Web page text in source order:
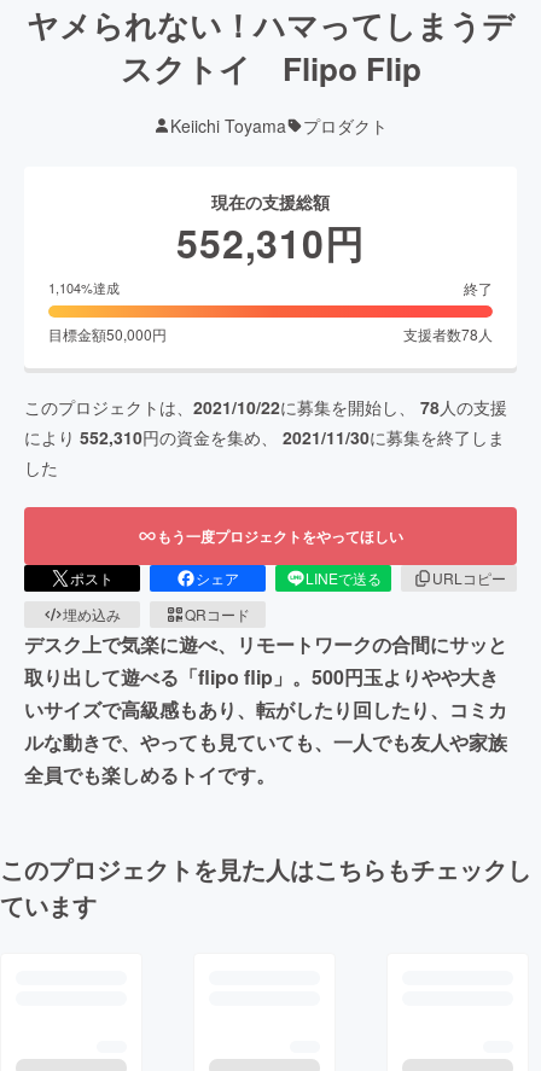
ヤメられない！ハマってしまうデ
スクトイ Flipo Flip
Keiichi Toyama プロダクト
現在の支援総額
552,310円
1,104%達成 終了
目標金額50,000円 支援者数78 人
このプロジェクトは、 2021/10/22に募集を開始し、 78人の支援
により 552,310円の資金を集め、 2021/11/30に募集を終了しま
した
もう一度プロジェクトをやってほしい
ポスト シェア LINEで送る
URLコピー
埋め込み
QRコード
デスク上で気楽に遊べ、リモートワークの合間にサッと
取り出して遊べる「flipo flip」。500円玉よりやや大き
いサイズで高級感もあり、転がしたり回したり、コミカ
ルな動きで、やっても見ていても、一人でも友人や家族
全員でも楽しめるトイです。
このプロジェクトを見た人はこちらもチェックし
ています